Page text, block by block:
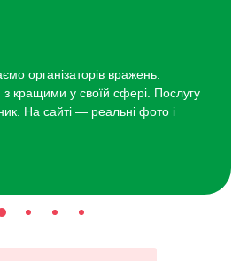
організаторів вражень.
з кращими у своїй сфері. Послугу
На сайті — реальні фото і